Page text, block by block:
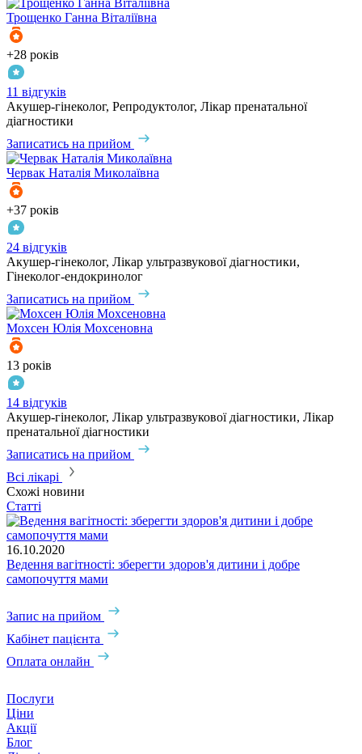
Трощенко Ганна Віталіївна
+28 років
11 відгуків
Акушер-гінеколог, Репродуктолог, Лікар пренатальної
діагностики
Записатись на прийом
Червак Наталія Миколаївна
+37 років
24 відгуків
Акушер-гінеколог, Лікар ультразвукової діагностики,
Гінеколог-ендокринолог
Записатись на прийом
Мохсен Юлія Мохсеновна
13 років
14 відгуків
Акушер-гінеколог, Лікар ультразвукової діагностики, Лікар
пренатальної діагностики
Записатись на прийом
Всі лікарі
Схожі новини
Статті
16.10.2020
Ведення вагітності: зберегти здоров'я дитини і добре
самопочуття мами
Запис на прийом
Кабінет пацієнта
Оплата онлайн
Послуги
Ціни
Акції
Блог